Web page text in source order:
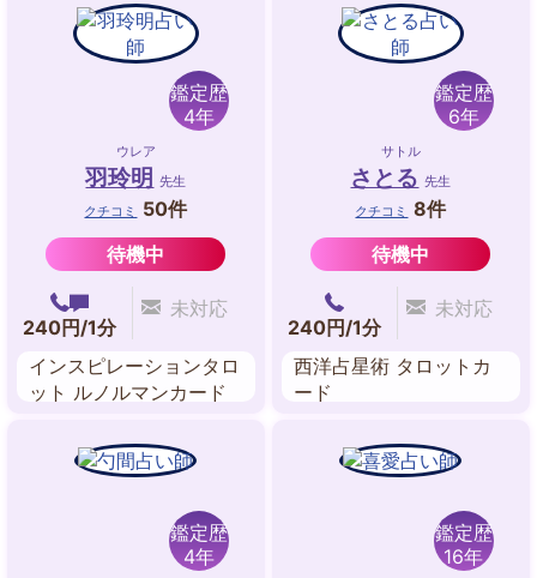
グ 波動修正 遠隔ヒーリ
鑑定歴
4年
ウレア
羽玲明 先生
クチコミ
50件
待機中
240円/1分
未対応
インスピレーションタロ
ット ルノルマンカード
鑑定歴
6年
サトル
さとる 先生
クチコミ
8件
待機中
240円/1分
未対応
西洋占星術 タロットカ
ード
鑑定歴
4年
鑑定歴
16年